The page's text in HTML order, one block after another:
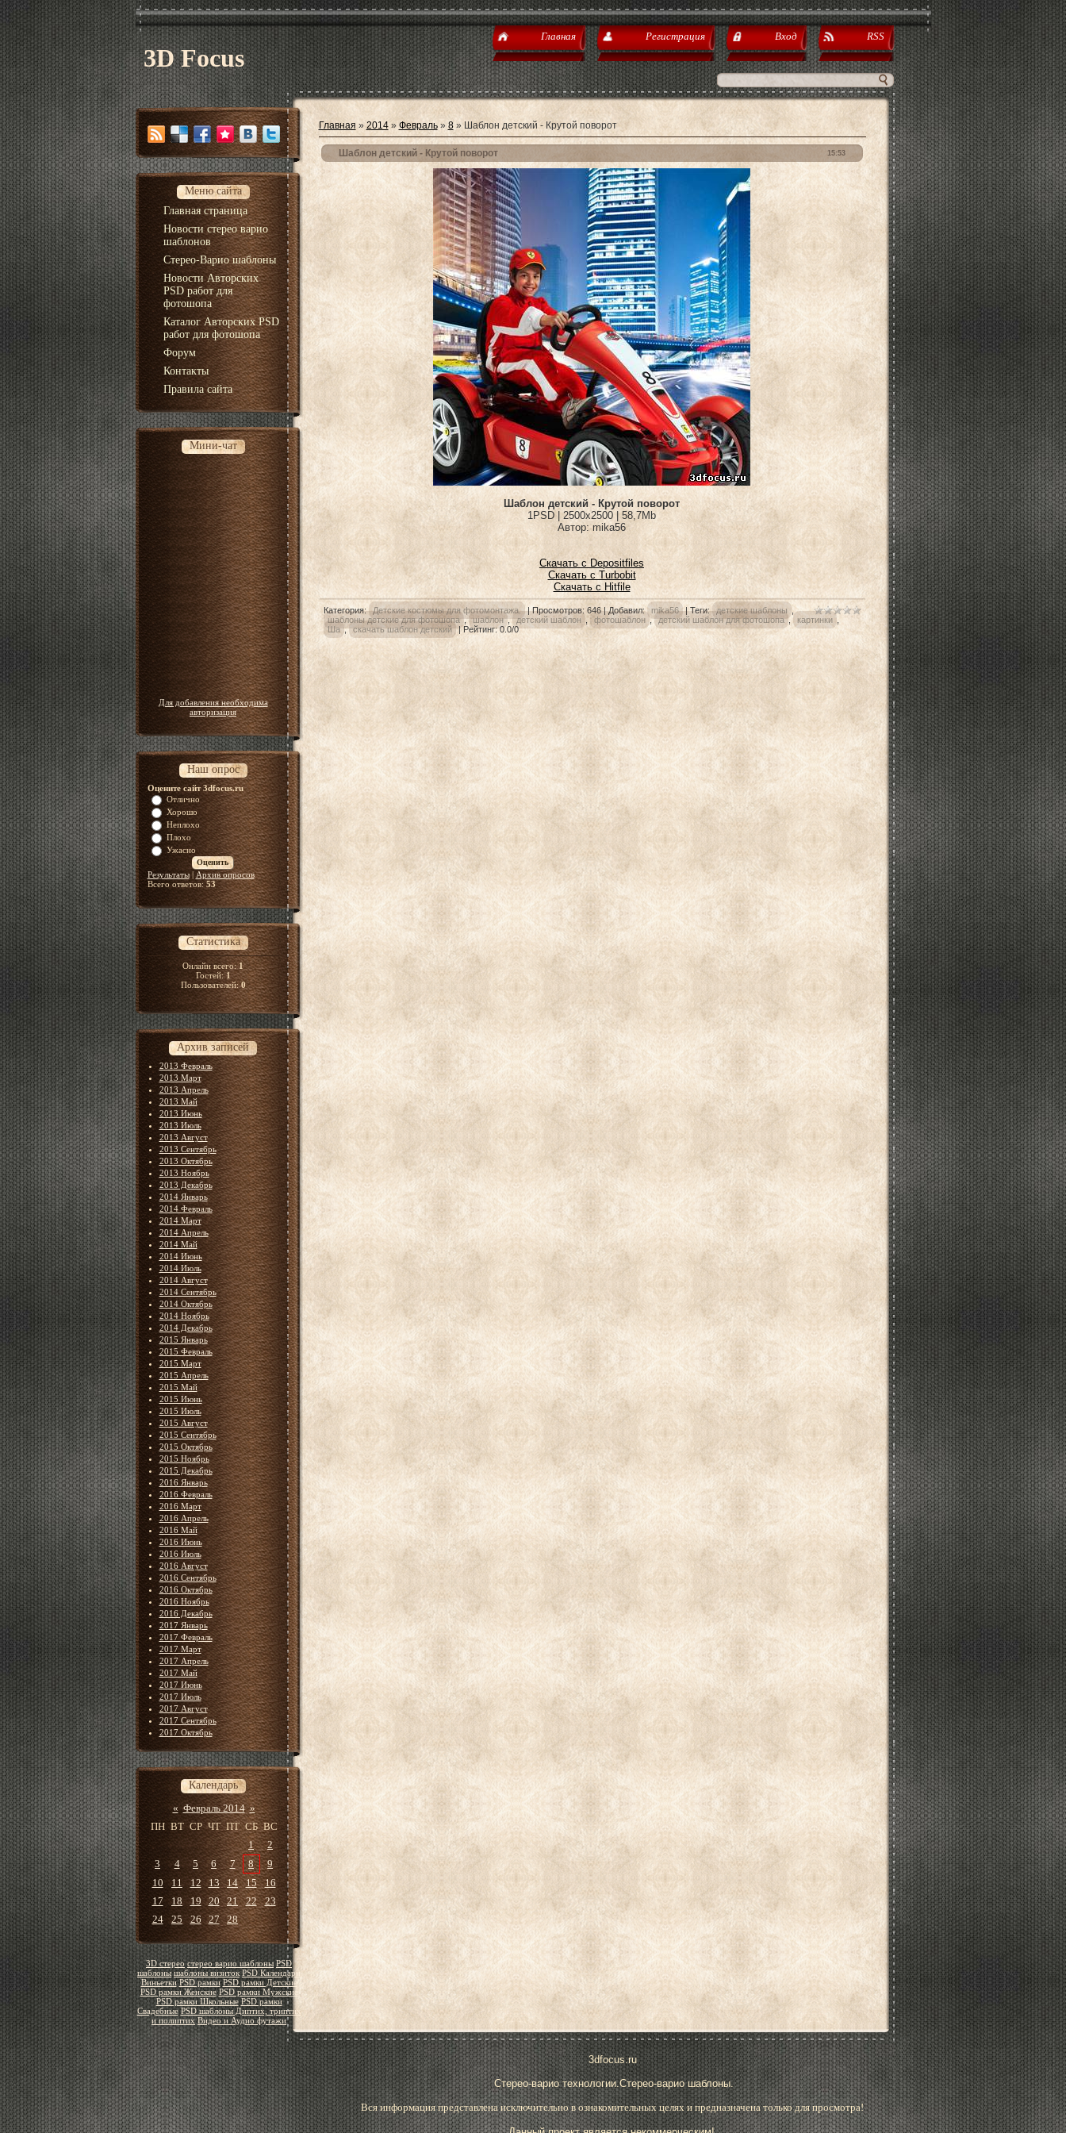
3D Focus
Главная Регистрация Вход RSS
Меню сайта
Главная страница
Новости стерео варио
шаблонов
Стерео-Варио шаблоны
Новости Авторских
PSD работ для
фотошопа
Каталог Авторских PSD
работ для фотошопа
Форум
Контакты
Правила сайта
Мини-чат
Для добавления необходима
авторизация
Наш опрос
Оцените сайт 3dfocus.ru
Отлично
Хорошо
Неплохо
Плохо
Ужасно
Результаты| Архив опросов
Всего ответов:53
Статистика
Онлайн всего:1
Гостей:1
Пользователей:0
Архив записей
2013 Февраль
2013 Март
2013 Апрель
2013 Май
2013 Июнь
2013 Июль
2013 Август
2013 Сентябрь
2013 Октябрь
2013 Ноябрь
2013 Декабрь
2014 Январь
2014 Февраль
2014 Март
2014 Апрель
2014 Май
2014 Июнь
2014 Июль
2014 Август
2014 Сентябрь
2014 Октябрь
2014 Ноябрь
2014 Декабрь
2015 Январь
2015 Февраль
2015 Март
2015 Апрель
2015 Май
2015 Июнь
2015 Июль
2015 Август
2015 Сентябрь
2015 Октябрь
2015 Ноябрь
2015 Декабрь
2016 Январь
2016 Февраль
2016 Март
2016 Апрель
2016 Май
2016 Июнь
2016 Июль
2016 Август
2016 Сентябрь
2016 Октябрь
2016 Ноябрь
2016 Декабрь
2017 Январь
2017 Февраль
2017 Март
2017 Апрель
2017 Май
2017 Июнь
2017 Июль
2017 Август
2017 Сентябрь
2017 Октябрь
Календарь
« Февраль 2014 »
ПН ВТ СР ЧТ ПТ СБ ВС
1
2
3
4 5 6 7 8
9
10
11 12 13 14 15
16
17
18 19 20 21 22
23
24
25 26 27 28
3D стерео стерео варио шаблоны PSD
шаблоны шаблоны визиток PSD Календари
Виньетки PSD рамки PSD рамки Детские
PSD рамки Женские PSD рамки Мужские
PSD рамки Школьные PSD рамки
Свадебные PSD шаблоны Диптих, триптих
и полиптих Видео и Аудио футажи
Главная » 2014 » Февраль » 8» Шаблон детский - Крутой поворот
15:53
Шаблон детский - Крутой поворот
Шаблон детский - Крутой поворот
1PSD | 2500х2500 | 58,7Mb
Автор: mika56
Скачать с Depositfiles
Скачать с Turbobit
Скачать с Hitfile
Категория: Детские костюмы для фотомонтажа. |Просмотров: 646 |Добавил: mika56 |Теги: детские шаблоны
шаблоны детские для фотошопа , шаблон , детский шаблон , фотошаблон , детский шаблон для фотошопа , картинки ,
Ша , скачать шаблон детский |Рейтинг:0.0/0
3dfocus.ru
Стерео-варио технологии.Стерео-варио шаблоны.
Вся информация представлена исключительно в ознакомительных целях и предназначена только для просмотра!